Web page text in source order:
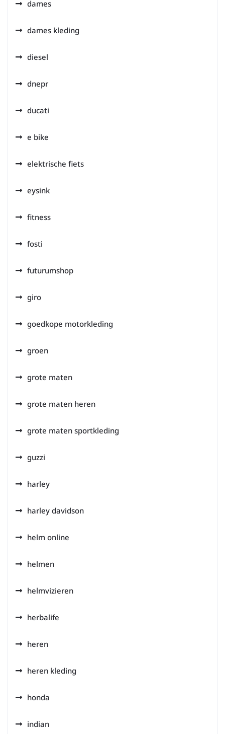
dames
dames kleding
diesel
dnepr
ducati
e bike
elektrische fiets
eysink
fitness
fosti
futurumshop
giro
goedkope motorkleding
groen
grote maten
grote maten heren
grote maten sportkleding
guzzi
harley
harley davidson
helm online
helmen
helmvizieren
herbalife
heren
heren kleding
honda
indian